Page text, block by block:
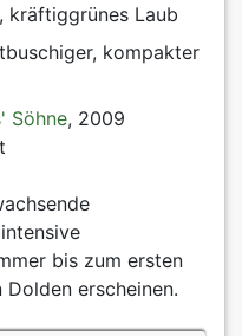
kräftiggrünes Laub
kompakter
Söhne, 2009
bis zum ersten
erscheinen.